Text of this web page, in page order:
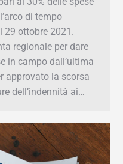
nell’arco di
e il 29 ottobre
Giunta regionale
messe in campo
Dopo aver
le prime due